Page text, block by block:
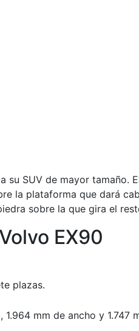
su SUV de mayor tamaño.
la plataforma que dará
sobre la que gira el
EX90
plazas.
1.964 mm de ancho y